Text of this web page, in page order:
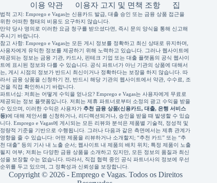
이용 약관
이용자 고지 및 면책 조항 집
법적 고지: Emprego e Vagas는 신용카드 발급, 대출 승인 또는 금융 상품 접근을
위한 어떠한 형태의 비용도 요구하지 않습니다.
만약 당사 명의로 이러한 요금 청구를 받으셨다면, 즉시 문의 양식을 통해 신고해
주시기 바랍니다.
참고 사항: Emprego e Vagas는 모든 게시 정보를 정확하고 최신 상태로 유지하며,
사용자에게 유익한 정보를 제공하기 위해 노력하고 있습니다. 그러나 웹사이트에
제공되는 정보는 금융 기관, 카드사, 핀테크 기업 또는 대출 플랫폼의 공식 웹사이
트에 표시된 정보와 다를 수 있습니다. 공식 파트너가 아닌 기관의 상품에 대해서
는, 게시 시점의 정보가 반드시 최신이거나 정확하다는 보장을 하지 않습니다. 따
라서 금융 상품을 신청하기 전, 반드시 해당 기관의 웹사이트에서 약관, 수수료, 조
건을 직접 확인하시기 바랍니다.
파트너십: 저희는 어떻게 수익을 얻나요? Emprego e Vagas는 사용자에게 무료로
제공되는 정보 플랫폼입니다. 저희는 제휴 파트너로부터 소정의 광고 수익을 받을
수 있으며, 이러한 수익은 사용자가 추천 금융 상품(신용카드, 대출, 은행 서비스
등)에 대해 제안서를 신청하거나, 리디렉션되거나, 승인을 받을 때 발생할 수 있습
니다. Emprego e Vagas에 게시되는 모든 리뷰와 분석은 제품별 기술적, 정성적 및
정량적 기준을 기반으로 수행됩니다. 그러나 다음과 같은 측면에서는 제휴 관계가
영향을 줄 수 있습니다: 어떤 제품을 리뷰하거나 소개할지; “추천 카드” 또는 “추
천 대출” 등의 기사 내 노출 순서; 웹사이트 내 제품의 배치 위치; 특정 제품이 노출
될지 여부; 저희는 다양한 금융 상품을 소개하고 있지만, 모든 정보의 품질과 최신
성을 보장할 수는 없습니다. 따라서, 직접 협력 중인 공식 파트너사의 정보에 우선
순위를 두고 있으며, 그 정확성과 신뢰성을 보장합니다.
Copyright © 2026 - Emprego e Vagas. Todos os Direitos